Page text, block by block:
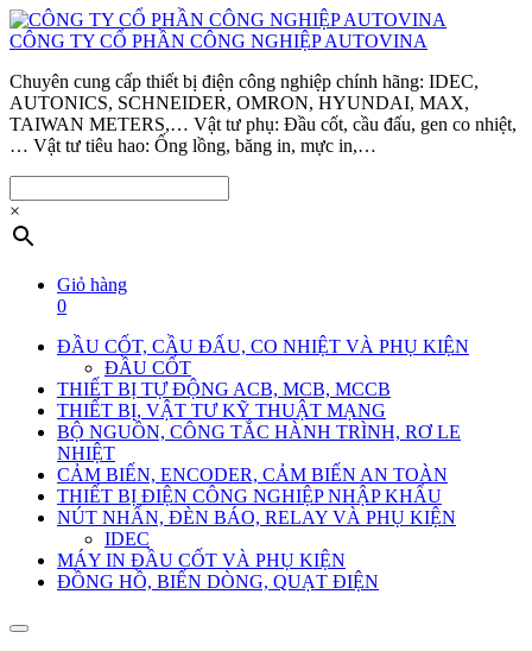
CÔNG TY CỔ PHẦN CÔNG NGHIỆP AUTOVINA
Chuyên cung cấp thiết bị điện công nghiệp chính hãng: IDEC,
AUTONICS, SCHNEIDER, OMRON, HYUNDAI, MAX,
TAIWAN METERS,… Vật tư phụ: Đầu cốt, cầu đấu, gen co nhiệt,
… Vật tư tiêu hao: Ống lồng, băng in, mực in,…
×
Giỏ hàng
0
ĐẦU CỐT, CẦU ĐẤU, CO NHIỆT VÀ PHỤ KIỆN
ĐẦU CỐT
THIẾT BỊ TỰ ĐỘNG ACB, MCB, MCCB
THIẾT BỊ, VẬT TƯ KỸ THUẬT MẠNG
BỘ NGUỒN, CÔNG TẮC HÀNH TRÌNH, RƠ LE
NHIỆT
CẢM BIẾN, ENCODER, CẢM BIẾN AN TOÀN
THIẾT BỊ ĐIỆN CÔNG NGHIỆP NHẬP KHẨU
NÚT NHẤN, ĐÈN BÁO, RELAY VÀ PHỤ KIỆN
IDEC
MÁY IN ĐẦU CỐT VÀ PHỤ KIỆN
ĐỒNG HỒ, BIẾN DÒNG, QUẠT ĐIỆN